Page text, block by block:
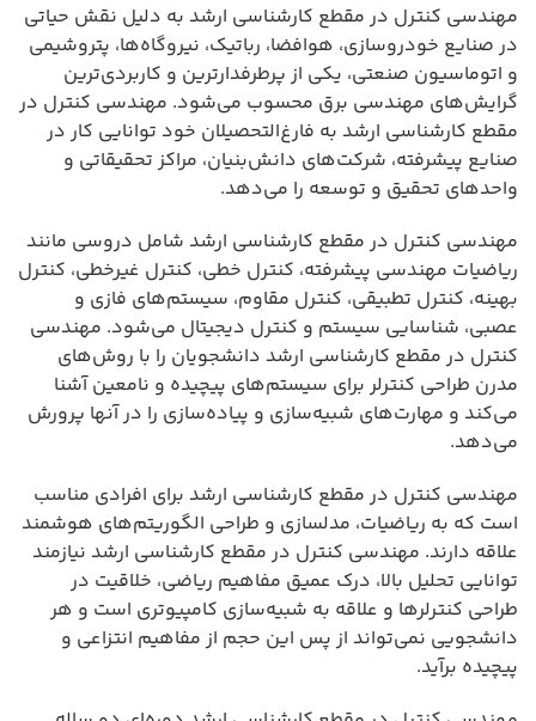
مهندسی کنترل در مقطع کارشناسی ارشد به دلیل نقش حیاتی
در صنایع خودروسازی، هوافضا، رباتیک، نیروگاه‌ها، پتروشیمی
و اتوماسیون صنعتی، یکی از پرطرفدارترین و کاربردی‌ترین
گرایش‌های مهندسی برق محسوب می‌شود. مهندسی کنترل در
مقطع کارشناسی ارشد به فارغ‌التحصیلان خود توانایی کار در
صنایع پیشرفته، شرکت‌های دانش‌بنیان، مراکز تحقیقاتی و
واحدهای تحقیق و توسعه را می‌دهد.
مهندسی کنترل در مقطع کارشناسی ارشد شامل دروسی مانند
ریاضیات مهندسی پیشرفته، کنترل خطی، کنترل غیرخطی، کنترل
بهینه، کنترل تطبیقی، کنترل مقاوم، سیستم‌های فازی و
عصبی، شناسایی سیستم و کنترل دیجیتال می‌شود. مهندسی
کنترل در مقطع کارشناسی ارشد دانشجویان را با روش‌های
مدرن طراحی کنترلر برای سیستم‌های پیچیده و نامعین آشنا
می‌کند و مهارت‌های شبیه‌سازی و پیاده‌سازی را در آنها پرورش
می‌دهد.
مهندسی کنترل در مقطع کارشناسی ارشد برای افرادی مناسب
است که به ریاضیات، مدلسازی و طراحی الگوریتم‌های هوشمند
علاقه دارند. مهندسی کنترل در مقطع کارشناسی ارشد نیازمند
توانایی تحلیل بالا، درک عمیق مفاهیم ریاضی، خلاقیت در
طراحی کنترلرها و علاقه به شبیه‌سازی کامپیوتری است و هر
دانشجویی نمی‌تواند از پس این حجم از مفاهیم انتزاعی و
پیچیده برآید.